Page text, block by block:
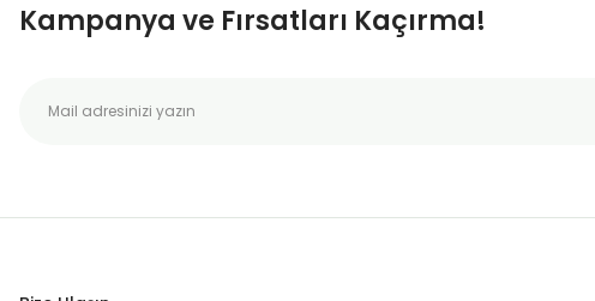
Kampanya ve Fırsatları Kaçırma!